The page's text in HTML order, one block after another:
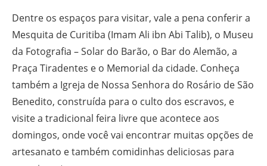
Dentre os espaços para visitar, vale a pena conferir a
Mesquita de Curitiba (Imam Ali ibn Abi Talib), o Museu
da Fotografia – Solar do Barão, o Bar do Alemão, a
Praça Tiradentes e o Memorial da cidade. Conheça
também a Igreja de Nossa Senhora do Rosário de São
Benedito, construída para o culto dos escravos, e
visite a tradicional feira livre que acontece aos
domingos, onde você vai encontrar muitas opções de
artesanato e também comidinhas deliciosas para